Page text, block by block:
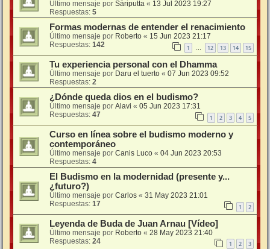
Último mensaje por Sāriputta « 13 Jul 2023 19:27
Respuestas: 5
Formas modernas de entender el renacimiento
Último mensaje por Roberto « 15 Jun 2023 21:17
Respuestas: 142 1 … 12 13 14 15
Tu experiencia personal con el Dhamma
Último mensaje por Daru el tuerto « 07 Jun 2023 09:52
Respuestas: 2
¿Dónde queda dios en el budismo?
Último mensaje por Alavi « 05 Jun 2023 17:31
Respuestas: 47 1 2 3 4 5
Curso en línea sobre el budismo moderno y
contemporáneo
Último mensaje por Canis Luco « 04 Jun 2023 20:53
Respuestas: 4
El Budismo en la modernidad (presente y...
¿futuro?)
Último mensaje por Carlos « 31 May 2023 21:01
Respuestas: 17 1 2
Leyenda de Buda de Juan Arnau [Vídeo]
Último mensaje por Roberto « 28 May 2023 21:40
Respuestas: 24 1 2 3